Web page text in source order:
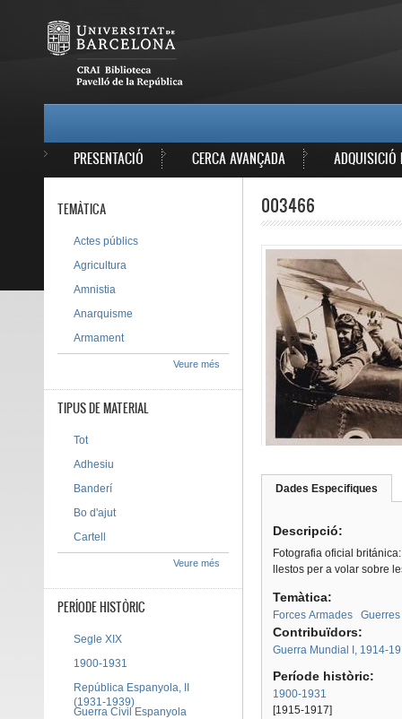
PRESENTACIÓ CERCA AVANÇADA ADQUISICIÓ
003466
Dades Especifiques
Descripció:
Fotografia oficial
llestos per a volar sobre
Temàtica:
Forces Armades Guerres
Contribuïdors:
Guerra Mundial I, 1914-
Període històric:
1900-1931
[1915-1917]
TEMÀTICA
Actes públics
Agricultura
Amnistia
Anarquisme
Armament
Veure més
TIPUS DE MATERIAL
Tot
Adhesiu
Banderí
Bo d'ajut
Cartell
Veure més
PERÍODE HISTÒRIC
Segle XIX
1900-1931
República Espanyola, II
(1931-1939)
Guerra Civil Espanyola